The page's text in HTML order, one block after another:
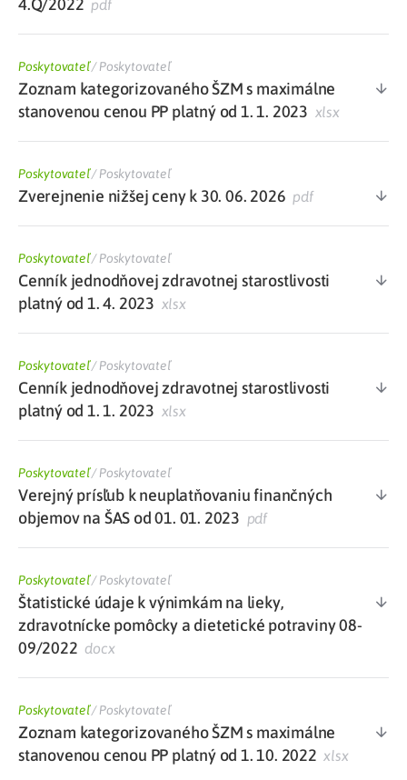
4.Q/2022 pdf
Poskytovateľ/Poskytovateľ
Zoznam kategorizovaného ŠZM s maximálne
stanovenou cenou PP platný od 1. 1. 2023 xlsx
Poskytovateľ/Poskytovateľ
Zverejnenie nižšej ceny k 30. 06. 2026 pdf
Poskytovateľ/Poskytovateľ
Cenník jednodňovej zdravotnej starostlivosti
platný od 1. 4. 2023 xlsx
Poskytovateľ/Poskytovateľ
Cenník jednodňovej zdravotnej starostlivosti
platný od 1. 1. 2023 xlsx
Poskytovateľ/Poskytovateľ
Verejný prísľub k neuplatňovaniu finančných
objemov na ŠAS od 01. 01. 2023 pdf
Poskytovateľ/Poskytovateľ
Štatistické údaje k výnimkám na lieky,
zdravotnícke pomôcky a dietetické potraviny 08-
09/2022 docx
Poskytovateľ/Poskytovateľ
Zoznam kategorizovaného ŠZM s maximálne
stanovenou cenou PP platný od 1. 10. 2022 xlsx